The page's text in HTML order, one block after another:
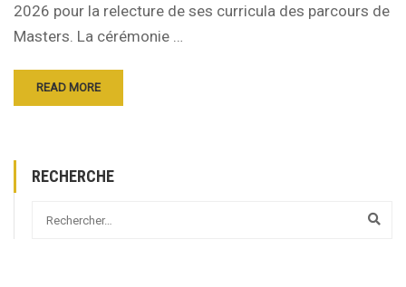
2026 pour la relecture de ses curricula des parcours de
Masters. La cérémonie …
READ MORE
RECHERCHE